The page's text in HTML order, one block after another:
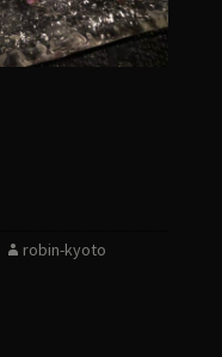
robin-kyoto